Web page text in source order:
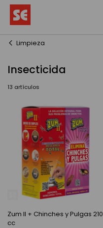
contenido
Limpieza
Insecticida
13 artículos
Zum II + Chinches y Pulgas 210
cc